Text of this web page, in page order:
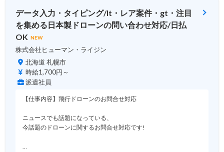
データ入力・タイピング/lt・レア案件・gt・注目
を集める日本製ドローンの問い合わせ対応/日払
OK NEW
株式会社ヒューマン・ライジン
北海道 札幌市
時給1,700円～
派遣社員
【仕事内容】飛行ドローンのお問合せ対応
ニュースでも話題になっている、
今話題のドローンに関するお問合せ対応です!